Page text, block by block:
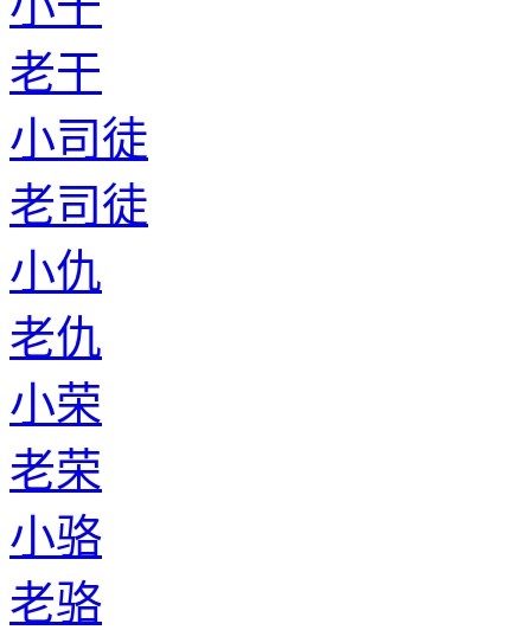
老干
小司徒
老司徒
小仇
老仇
小荣
老荣
小骆
老骆